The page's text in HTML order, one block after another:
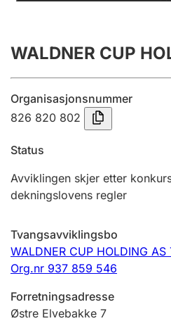
Innsending og
Jeger
Betaling og jegeravgiftskort
Ektepaktveileder
Offentlig sektor
WALDNER CUP
Organisasjonsnummer
826 820 802
Status
Avviklingen skjer etter
dekningslovens regler
Tvangsavviklingsbo
WALDNER CUP HOLDING AS
Org.nr 937 859 546
Forretningsadresse
Østre Elvebakke 7